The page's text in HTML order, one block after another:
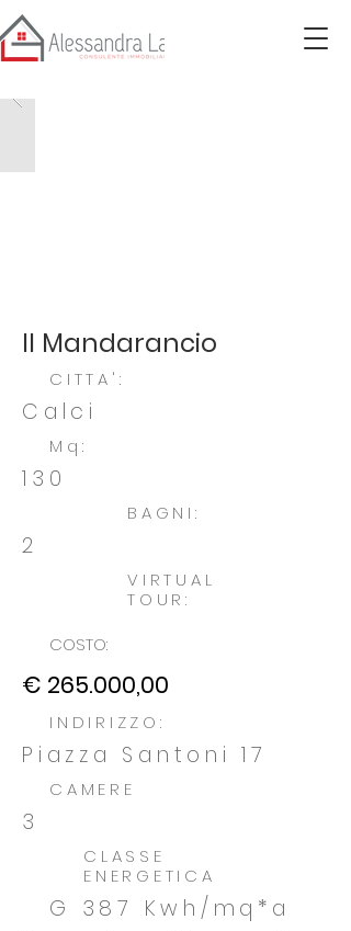
Il Mandarancio
CITTA':
Calci
Mq:
130
BAGNI:
2
VIRTUAL
TOUR:
COSTO:
€ 265.000,00
INDIRIZZO:
Piazza Santoni 17
CAMERE
3
CLASSE
ENERGETICA
G 387 Kwh/mq*a